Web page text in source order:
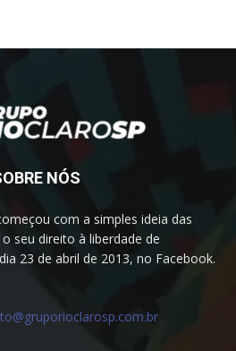
NÓS
com a simples ideia das
seu direito à liberdade de
23 de abril de 2013, no Facebook.